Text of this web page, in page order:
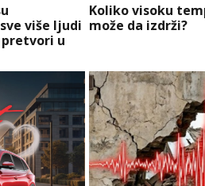
više ljudi
u
Koliko visoku
može da izdrži?